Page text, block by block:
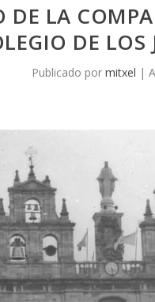
DE LA
DE LOS
Publicado por mitxel |